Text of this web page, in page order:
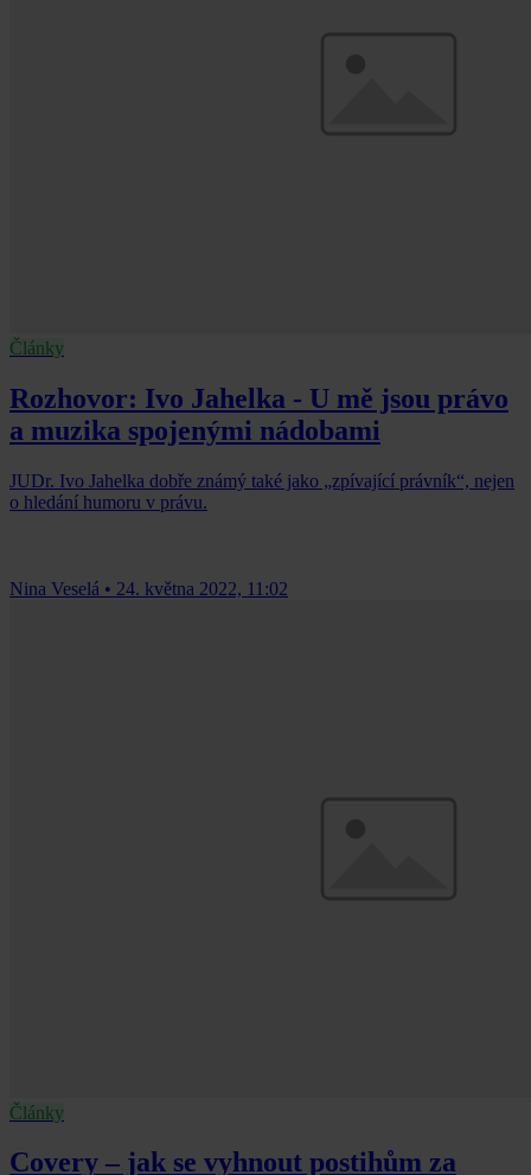
Články
Rozhovor: Ivo Jahelka - U mě jsou právo
a muzika spojenými nádobami
JUDr. Ivo Jahelka dobře známý také jako „zpívající právník“, nejen
o hledání humoru v právu.
Nina Veselá • 24. května 2022, 11:02
Články
Covery – jak se vyhnout postihům za